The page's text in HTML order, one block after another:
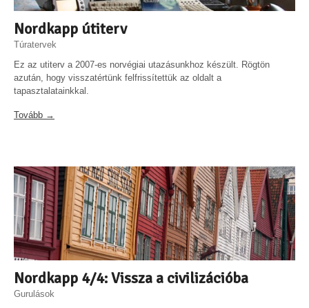
Nordkapp útiterv
Túratervek
Ez az utiterv a 2007-es norvégiai utazásunkhoz készült. Rögtön
azután, hogy visszatértünk felfrissítettük az oldalt a
tapasztalatainkkal.
Tovább →
Nordkapp 4/4: Vissza a civilizációba
Gurulások